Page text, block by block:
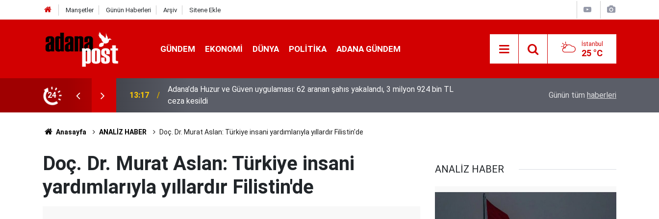
Manşetler Günün Haberleri Arşiv Sitene Ekle
GÜNDEM EKONOMI DÜNYA POLİTİKA ADANA GÜNDEM İstanbul
25 °C
24
yakalandı, 3 milyon 924 bin TL
13:01 52 yıldır el emeğiyle üretiyor, mesleğin yok olmamasına karşı direniyor Hava 40, asfalt 200 derece: Adana’da
Günün tüm haberleri
Anasayfa ANALİZ HABER Doç. Dr. Murat Aslan: Türkiye insani yardımlarıyla yıllardır Filistin'de
Doç. Dr. Murat Aslan: Türkiye insani
yardımlarıyla yıllardır Filistin'de
ANALİZ HABER